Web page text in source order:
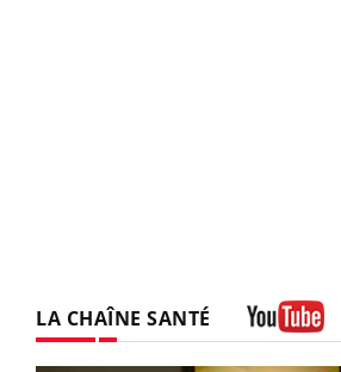
LA CHAÎNE SANTÉ